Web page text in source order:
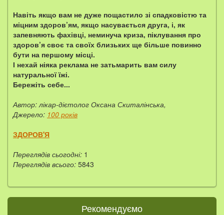
Навіть якщо вам не дуже пощастило зі спадковістю та
міцним здоров’ям, якщо насувається друга, і, як
запевняють фахівці, неминуча криза, піклування про
здоров’я своє та своїх близьких ще більше повинно
бути на першому місці.
І нехай ніяка реклама не затьмарить вам силу
натуральної їжі.
Бережіть себе...
Автор: лікар-дієтолог Оксана Скиталінська,
Джерело: 100 років
ЗДОРОВ'Я
Переглядів сьогодні: 1
Переглядів всього: 5843
Рекомендуємо